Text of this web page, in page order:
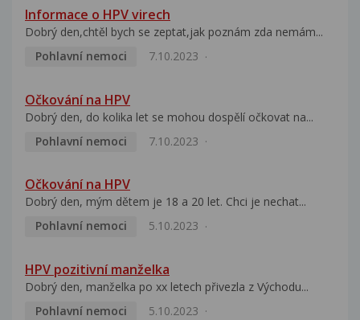
Informace o HPV virech
Dobrý den,chtěl bych se zeptat,jak poznám zda nemám...
Pohlavní nemoci
7.10.2023
Očkování na HPV
Dobrý den, do kolika let se mohou dospělí očkovat na...
Pohlavní nemoci
7.10.2023
Očkování na HPV
Dobrý den, mým dětem je 18 a 20 let. Chci je nechat...
Pohlavní nemoci
5.10.2023
HPV pozitivní manželka
Dobrý den, manželka po xx letech přivezla z Východu...
Pohlavní nemoci
5.10.2023